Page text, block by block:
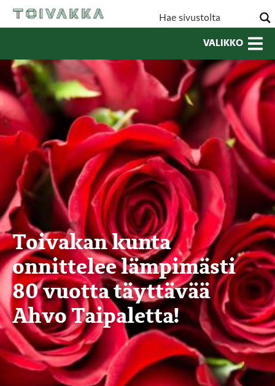
VALIKKO
Toivakan kunta
onnittelee lämpimästi
80 vuotta täyttävää
Ahvo Taipaletta!